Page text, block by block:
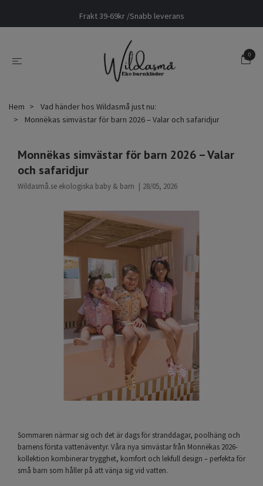
Frakt 39-69kr /Snabb leverans
0
Hem
Vad händer hos Wildasmå just nu:
Monnëkas simvästar för barn 2026 – Valar och safaridjur
Monnëkas simvästar för barn 2026 – Valar
och safaridjur
Wildasmå.se ekologiska baby & barn | 28/05, 2026
Sommaren närmar sig och det är dags för stranddagar, poolhäng och
barnens första vattenäventyr. Våra nya simvästar från Monnëkas 2026-
kollektion kombinerar trygghet, komfort och lekfull design – perfekta för
små barn som håller på att vänja sig vid vatten.